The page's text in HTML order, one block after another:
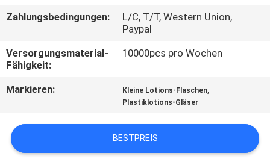
SIE
EIN
SITEMAP
Zahlungsbedingungen:
L/C, T/T, Western Union,
Paypal
Versorgungsmaterial-
Fähigkeit:
10000pcs pro Wochen
Markieren: Kleine Lotions-Flaschen,
Plastiklotions-Gläser
BESTPREIS